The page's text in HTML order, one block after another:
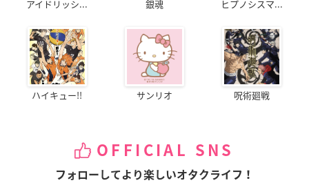
アイドリッシ... 銀魂 ヒプノシスマ...
ハイキュー!! サンリオ 呪術廻戦
OFFICIAL SNS
フォローしてより楽しいオタクライフ！